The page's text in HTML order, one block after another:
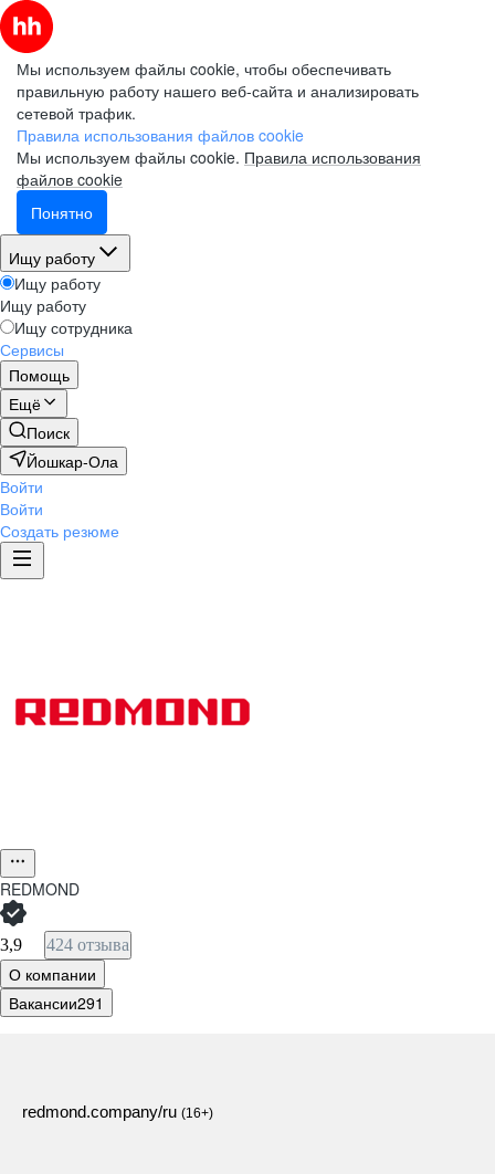
Мы используем файлы cookie, чтобы обеспечивать
правильную работу нашего веб-сайта и анализировать
сетевой трафик.
Правила использования файлов cookie
Мы используем файлы cookie. Правила использования
файлов cookie
Понятно
Ищу работу
Ищу работу
Ищу работу
Ищу сотрудника
Сервисы
Помощь
Ещё
Поиск
Йошкар-Ола
Войти
Войти
Создать резюме
REDMOND
3,9 424 отзыва
О компании
Вакансии291
redmond.company/ru (16+)